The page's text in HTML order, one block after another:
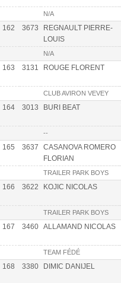
N/A
162 3673
REGNAULT PIERRE-
LOUIS
N/A
163 3131 ROUGE FLORENT
CLUB AVIRON VEVEY
164 3013 BURI BEAT
--
165 3637
CASANOVA ROMERO
FLORIAN
TRAILER PARK BOYS
166 3622 KOJIC NICOLAS
TRAILER PARK BOYS
167 3460 ALLAMAND NICOLAS
TEAM FÉDÉ
168 3380 DIMIC DANIJEL